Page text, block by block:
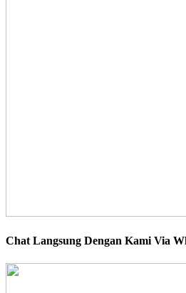
Chat Langsung Dengan Kami Via